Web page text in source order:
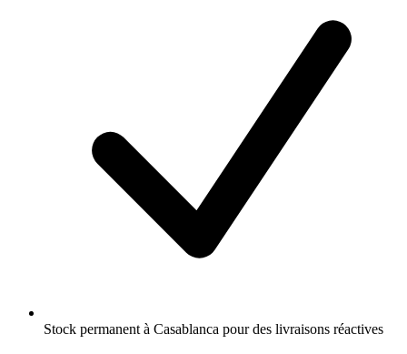
Stock permanent à Casablanca pour des livraisons réactives